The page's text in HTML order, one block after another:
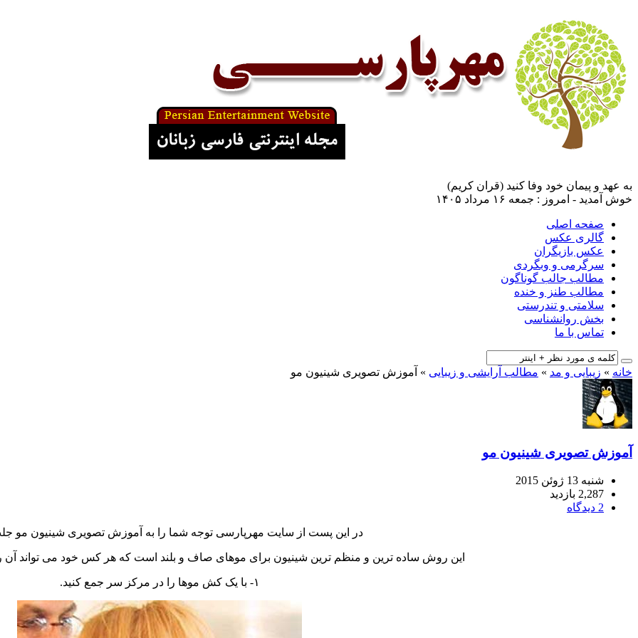
به عهد و پیمان خود وفا کنید (قران کریم)
خوش آمدید - امروز : جمعه ۱۶ مرداد ۱۴۰۵
صفحه اصلی
گالری عکس
عکس بازیگران
سرگرمی و وبگردی
مطالب جالب گوناگون
مطالب طنز و خنده
سلامتی و تندرستی
بخش روانشناسی
تماس با ما
خانه » زیبایی و مد » مطالب آرایشی و زیبایی » آموزش تصویری شینیون مو
آموزش تصویری شینیون مو
شنبه 13 ژوئن 2015
2,287 بازدید
2 دیدگاه
در این پست از سایت مهرپارسی توجه شما را به آموزش تصویری شینیون مو
این روش ساده ترین و منظم ترین شینیون برای موهای صاف و بلند است که هر کس خود می تواند آن
۱- با یک کش موها را در مرکز سر جمع کنید.